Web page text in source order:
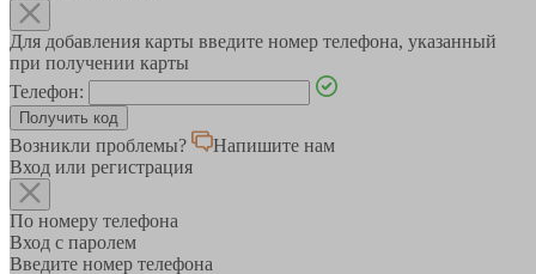
Для добавления карты введите номер телефона, указанный
при получении карты
Телефон:
Возникли проблемы?
Напишите нам
Вход или регистрация
По номеру телефона
Вход с паролем
Введите номер телефона